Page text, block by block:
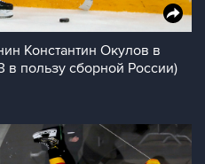
Константин Окулов в
в пользу сборной России)